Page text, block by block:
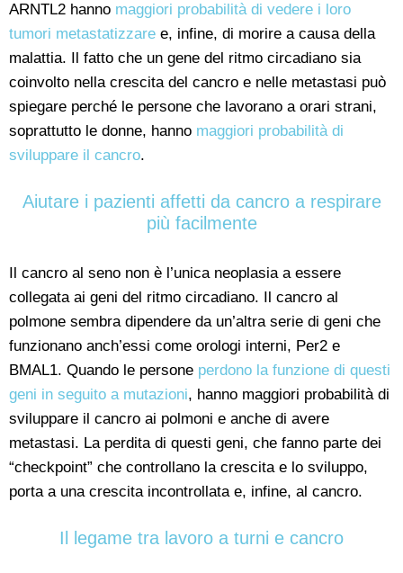
ARNTL2 hanno maggiori probabilità di vedere i loro
tumori metastatizzare e, infine, di morire a causa della
malattia. Il fatto che un gene del ritmo circadiano sia
coinvolto nella crescita del cancro e nelle metastasi può
spiegare perché le persone che lavorano a orari strani,
soprattutto le donne, hanno maggiori probabilità di
sviluppare il cancro.
Aiutare i pazienti affetti da cancro a respirare
più facilmente
Il cancro al seno non è l’unica neoplasia a essere
collegata ai geni del ritmo circadiano. Il cancro al
polmone sembra dipendere da un’altra serie di geni che
funzionano anch’essi come orologi interni, Per2 e
BMAL1. Quando le persone perdono la funzione di questi
geni in seguito a mutazioni, hanno maggiori probabilità di
sviluppare il cancro ai polmoni e anche di avere
metastasi. La perdita di questi geni, che fanno parte dei
“checkpoint” che controllano la crescita e lo sviluppo,
porta a una crescita incontrollata e, infine, al cancro.
Il legame tra lavoro a turni e cancro